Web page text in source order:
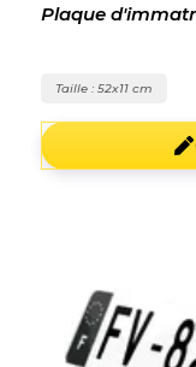
Plaque
Taille : 52x11 cm